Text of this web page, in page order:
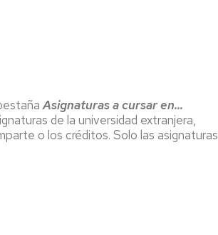
Asignaturas a cursar en...
de la universidad extranjera,
o los créditos. Solo las asignaturas